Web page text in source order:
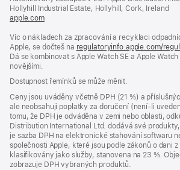
okně)
Hollyhill Industrial Estate, Hollyhill, Cork, Ireland
apple.com(otevře
v novém
okně)
Víc o nákladech za zpracování a recyklaci
Apple, se dočteš na regulatoryinfo.apple.com/
Dá se kombinovat s Apple Watch SE a Apple
novějšími.
Dostupnost řemínků se může měnit.
Ceny jsou uváděny včetně DPH (21 %) a
ale neobsahují poplatky za doručení (není-li
tomu, že DPH je odváděna v zemi nebo oblasti,
Distribution International Ltd. dodává své
je sazba DPH na elektronické stahování softwaru
společnosti Apple, které jsou podle zákonů o dani
klasifikovány jako služby, stanovena na 23 %.
zobrazuje DPH vybraných produktů.